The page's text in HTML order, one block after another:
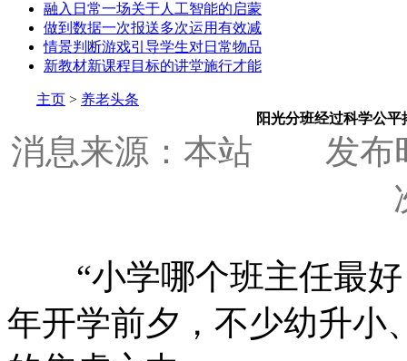
融入日常一场关于人工智能的启蒙
做到数据一次报送多次运用有效减
情景判断游戏引导学生对日常物品
新教材新课程目标的讲堂施行才能
主页 > 养老头条
阳光分班经过科学公
消息来源：本站
发布
“小学哪个班主任最好
年开学前夕，不少幼升小